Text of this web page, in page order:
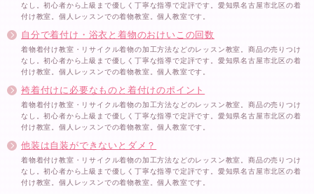
なし。初心者から上級まで優しく丁寧な指導で定評です。愛知県名古屋市北区の着
付け教室。個人レッスンでの着物教室。個人教室です。
自分で着付け・浴衣と着物のおけいこの回数
着物着付け教室・リサイクル着物の加工方法などのレッスン教室。商品の売りつけ
なし。初心者から上級まで優しく丁寧な指導で定評です。愛知県名古屋市北区の着
付け教室。個人レッスンでの着物教室。個人教室です。
袴着付けに必要なものと着付けのポイント
着物着付け教室・リサイクル着物の加工方法などのレッスン教室。商品の売りつけ
なし。初心者から上級まで優しく丁寧な指導で定評です。愛知県名古屋市北区の着
付け教室。個人レッスンでの着物教室。個人教室です。
他装は自装ができないとダメ？
着物着付け教室・リサイクル着物の加工方法などのレッスン教室。商品の売りつけ
なし。初心者から上級まで優しく丁寧な指導で定評です。愛知県名古屋市北区の着
付け教室。個人レッスンでの着物教室。個人教室です。